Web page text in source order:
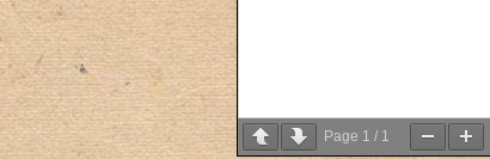
Page 1 / 1